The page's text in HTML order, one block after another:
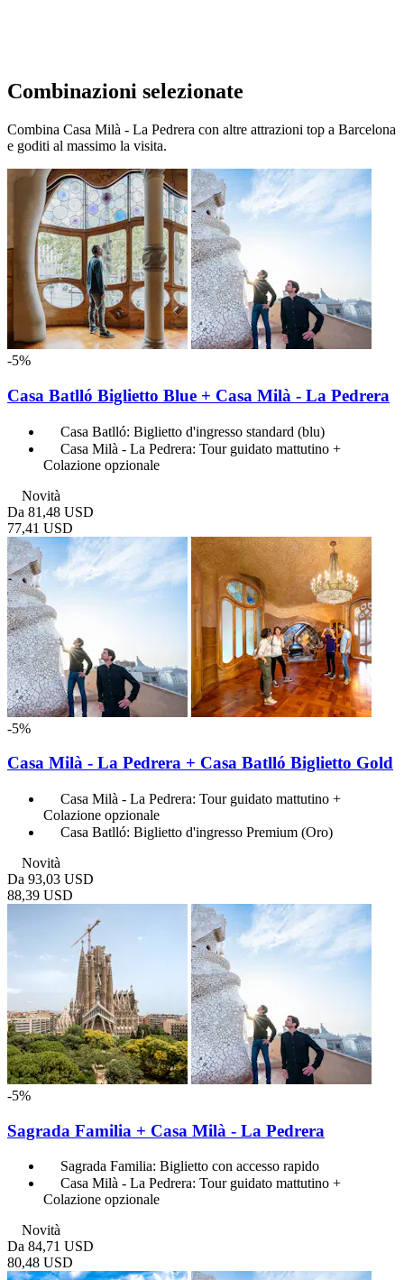
Combinazioni selezionate
Combina Casa Milà - La Pedrera con altre attrazioni top a Barcelona
e goditi al massimo la visita.
-5%
Casa Batlló Biglietto Blue + Casa Milà - La Pedrera
Casa Batlló: Biglietto d'ingresso standard (blu)
Casa Milà - La Pedrera: Tour guidato mattutino +
Colazione opzionale
Novità
Da 81,48 USD
77,41 USD
-5%
Casa Milà - La Pedrera + Casa Batlló Biglietto Gold
Casa Milà - La Pedrera: Tour guidato mattutino +
Colazione opzionale
Casa Batlló: Biglietto d'ingresso Premium (Oro)
Novità
Da 93,03 USD
88,39 USD
-5%
Sagrada Familia + Casa Milà - La Pedrera
Sagrada Familia: Biglietto con accesso rapido
Casa Milà - La Pedrera: Tour guidato mattutino +
Colazione opzionale
Novità
Da 84,71 USD
80,48 USD